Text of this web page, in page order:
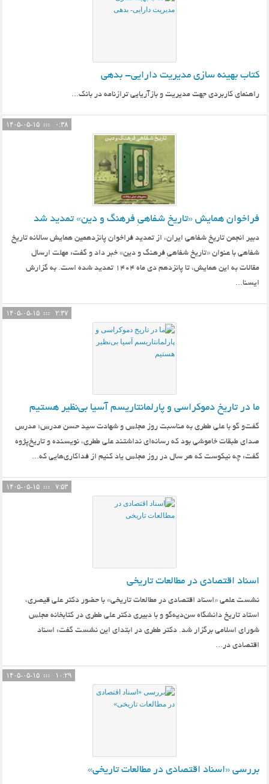
کتاب بهینه سازی مدیریت دارایی- بدهی
راهنمای کاربردی جهت مدیریت و بازآریایی ترازنامه در بانک...
۰:۳۸
فراخوان همایش «تاریخ شفاهیِ فرهنگ و دین» تمدید شد
دبیر انجمن تاریخ شفاهی ایران، از تمدید فراخوان پانزدهمین همایش سالانه تاریخ
شفاهی با عنوان «تاریخ شفاهیِ فرهنگ و دین» خبر داد و گفت: مهلت ارسال
مقالات به این همایش، تا پانزدهم دی ماه ۱۴۰۴ تمدید شده است. به گزارش
ایسنا...
۲:۳۷
ما در تاریخ دموکراسی و پارلمانتاریسم آسیا بی‌نظیر هستیم
گفت‌و گو با علی ططری به مناسبت روز مجلس و شهادت سید حسن مدرس؛ مدرس
صدای طبقات خاموشی بود که رسانه‌ای نداشتند علی ططری، نویسنده و تاریخ‌پژوه
گفت: چه نیکوست که هر سال در روز مجلس یاد کنیم از فداکاری‌هایی که...
۷:۵۳
اسناد اقتصادی در مطالعات تاریخی
نشست علمی «اسناد اقتصادی در مطالعات تاریخی» با حضور دکتر علی قیصری،
استاد تاریخ دانشگاه سن‌دیه‌گو و با دبیری دکتر علی ططری در کتابخانه مجلس
شورای اسلامی برگزار شد. دکتر ططری در ابتدای این نشست گفت: اسناد
اقتصادی در...
۱۰:۲۹
بررسی «اسناد اقتصادی در مطالعات تاریخی»